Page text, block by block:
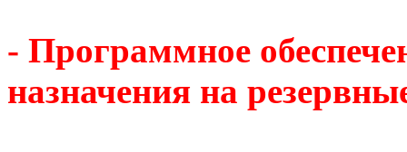
- Программное
назначения на